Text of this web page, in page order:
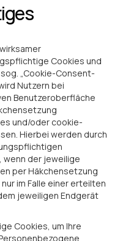
Cookies und
„Cookie-Consent-
Nutzern bei
Benutzeroberfläche
und/oder cookie-
Hierbei werden durch
wenn der jeweilige
per Häkchensetzung
im Falle einer erteilten
jeweiligen Endgerät
Cookies, um Ihre